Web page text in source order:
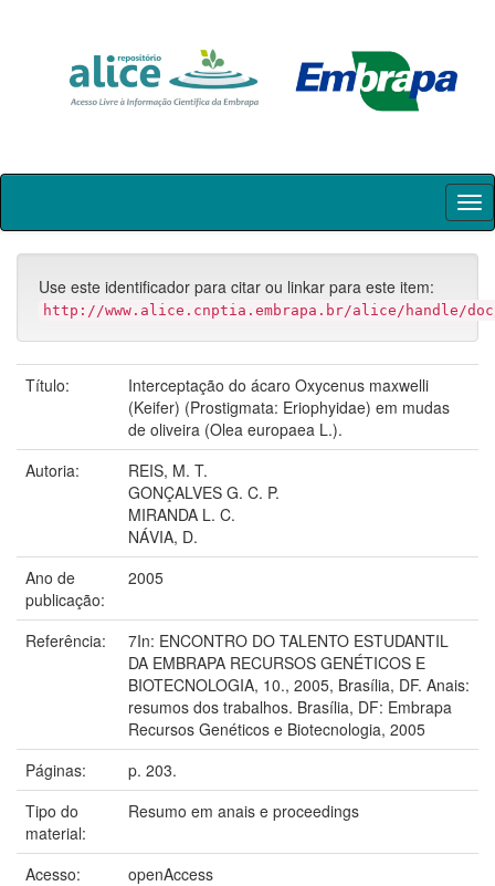
Skip
Use este identificador para citar ou linkar para este item:
http://www.alice.cnptia.embrapa.br/alice/handle/
Título:
Interceptação do ácaro Oxycenus maxwelli
(Keifer) (Prostigmata: Eriophyidae) em mudas
de oliveira (Olea europaea L.).
Autoria:
REIS, M. T.
GONÇALVES G. C. P.
MIRANDA L. C.
NÁVIA, D.
Ano de
publicação:
2005
Referência:
7In: ENCONTRO DO TALENTO ESTUDANTIL
DA EMBRAPA RECURSOS GENÉTICOS E
BIOTECNOLOGIA, 10., 2005, Brasília, DF. Anais:
resumos dos trabalhos. Brasília, DF: Embrapa
Recursos Genéticos e Biotecnologia, 2005
Páginas:
p. 203.
Tipo do
material:
Resumo em anais e proceedings
Acesso:
openAccess